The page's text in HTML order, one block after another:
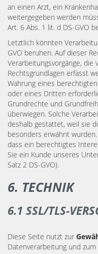
an einen Arzt, ein
weitergegeben werden
Art. 6 Abs. 1 lit. d DS-GVO
Letztlich könnten
GVO beruhen. Auf dieser
Verarbeitungsvorgänge,
Rechtsgrundlagen erfasst
Wahrung eines
oder eines Dritten
Grundrechte und
überwiegen. Solche
deshalb gestattet, weil sie
besonders erwähnt
dass ein berechtigtes
Sie ein Kunde unseres
Satz 2 DS-GVO).
6. TECHNIK
6.1 SSL/TLS-
Diese Seite nutzt zur
Datenverarbeitung und